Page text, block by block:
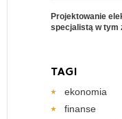
Projektowanie
specjalistą w tym
TAGI
ekonomia
finanse